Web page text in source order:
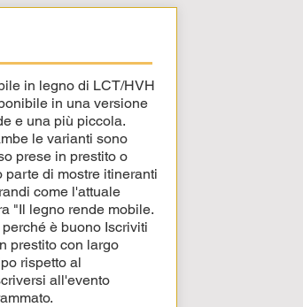
in legno di LCT/HVH
in una versione
e una più piccola.
le varianti sono
prese in prestito o
parte di mostre itineranti
come l'attuale
"Il legno rende mobile.
è buono Iscriviti
prestito con largo
rispetto al
all'evento